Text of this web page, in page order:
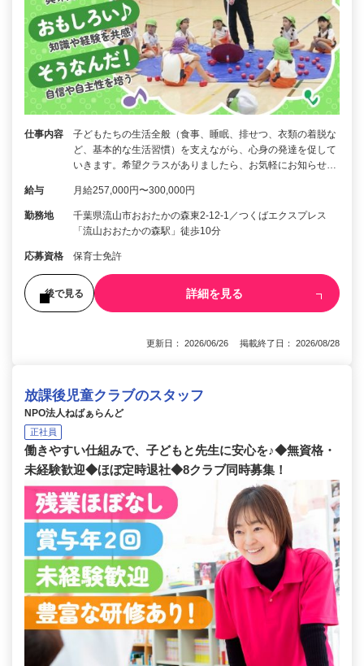
仕事内容
子どもたちの生活全般（食事、睡眠、排せつ、衣類の着脱な
ど、基本的な生活習慣）を支えながら、心身の発達を促して
いきます。希望クラスがありましたら、お気軽にお知らせ…
給与 月給257,000円〜300,000円
勤務地
千葉県流山市おおたかの森東2-12-1／つくばエクスプレス
「流山おおたかの森駅」徒歩10分
応募資格 保育士免許
後で見る 詳細を見る
更新日： 2026/06/26 掲載終了日： 2026/08/28
放課後児童クラブのスタッフ
NPO法人ねばぁらんど
正社員
働きやすい仕組みで、子どもと先生に安心を♪◆無資格・
未経験歓迎◆ほぼ定時退社◆8クラブ同時募集！